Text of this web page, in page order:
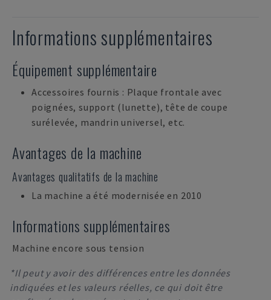
Informations supplémentaires
Équipement supplémentaire
Accessoires fournis : Plaque frontale avec
poignées, support (lunette), tête de coupe
surélevée, mandrin universel, etc.
Avantages de la machine
Avantages qualitatifs de la machine
La machine a été modernisée en 2010
Informations supplémentaires
Machine encore sous tension
*Il peut y avoir des différences entre les données
indiquées et les valeurs réelles, ce qui doit être